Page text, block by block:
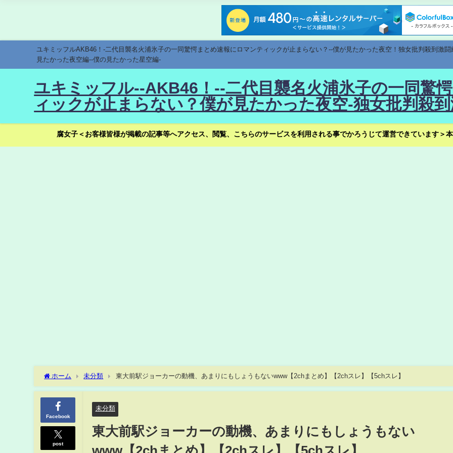
ユキミッフルAKB46！-二代目襲名火浦氷子の一同驚愕まとめ速報にロマンティックが止まらない？--僕が見たかった夜空！独女批判殺到激
見たかった夜空編--僕の見たかった星空編-
ユキミッフル--AKB46！--二代目襲名火浦氷子の一同驚
ィックが止まらない？僕が見たかった夜空-独女批判殺
腐女子＜お客様皆様が掲載の記事等へアクセス、閲覧、こちらのサービスを利用される事でかろうじて運営できています＞
ホーム 未分類 東大前駅ジョーカーの動機、あまりにもしょうもないwww【2chまとめ】【2chスレ】【5chスレ】
Facebook
post
未分類
東大前駅ジョーカーの動機、あまりにもしょうもない
www【2chまとめ】【2chスレ】【5chスレ】